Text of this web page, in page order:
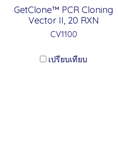
GetClone™ PCR Cloning
Vector II, 20 RXN
CV1100
เปรียบเทียบ